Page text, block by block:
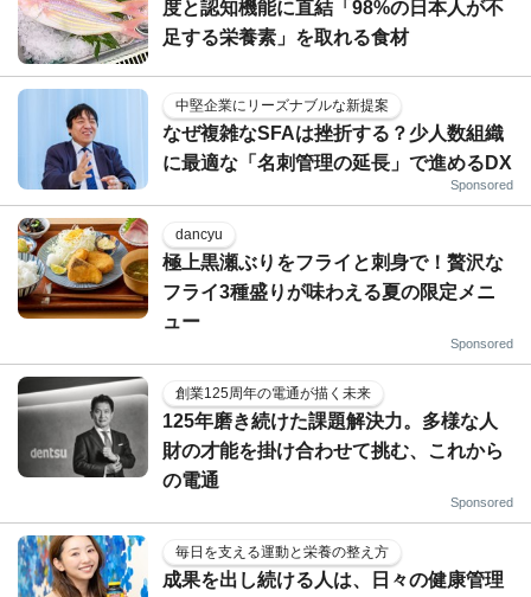
度と認知機能に直結「98%の日本人が不
足する栄養素」を取れる食材
中堅企業にリーズナブルな新提案
なぜ複雑なSFAは挫折する？少人数組織
に最適な「名刺管理の延長」で進めるDX
Sponsored
dancyu
極上黒瀬ぶりをフライと刺身で！贅沢な
フライ3種盛りが味わえる夏の限定メニ
ュー
Sponsored
創業125周年の電通が描く未来
125年磨き続けた課題解決力。多様な人
財の才能を掛け合わせて挑む、これから
の電通
Sponsored
毎日を支える運動と栄養の整え方
成果を出し続ける人は、日々の健康管理